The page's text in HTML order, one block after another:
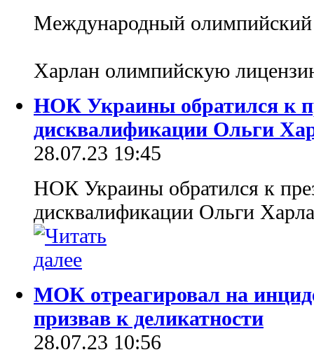
Международный олимпийский
Харлан олимпийскую
НОК Украины обратился к
дисквалификации Ольги
28.07.23 19:45
НОК Украины обратился к
дисквалификации Ольги
МОК отреагировал на
призвав к деликатности
28.07.23 10:56